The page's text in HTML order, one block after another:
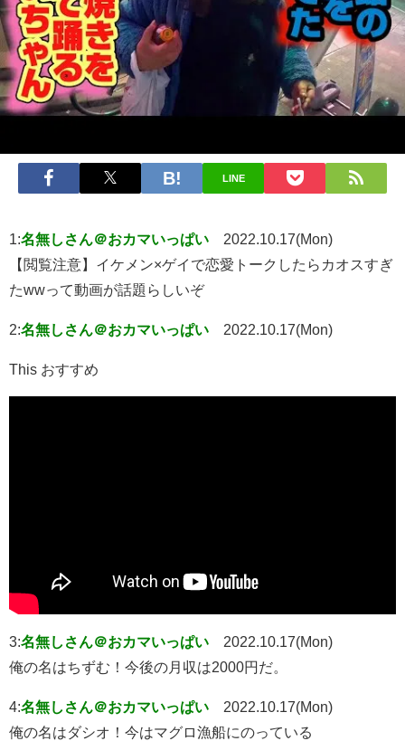
LINE
1:名無しさん＠おカマいっぱい
2022.10.17(Mon)
【閲覧注意】イケメン×ゲイで恋愛トークしたらカオスすぎ
たwwって動画が話題らしいぞ
2:名無しさん＠おカマいっぱい 2022.10.17(Mon)
This おすすめ
3:名無しさん＠おカマいっぱい
2022.10.17(Mon)
俺の名はちずむ！今後の月収は2000円だ。
4:名無しさん＠おカマいっぱい
2022.10.17(Mon)
俺の名はダシオ！今はマグロ漁船にのっている